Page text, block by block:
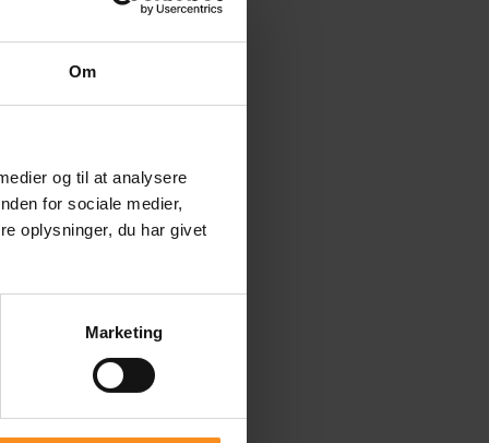
Om
og til at analysere
for sociale medier,
oplysninger, du har givet
Marketing